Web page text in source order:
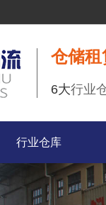
仓储租
6大行业
行业仓库